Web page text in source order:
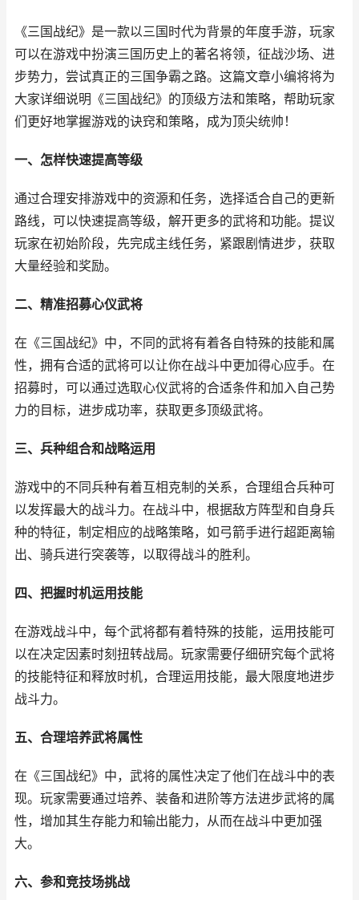
《三国战纪》是一款以三国时代为背景的年度手游，玩家
可以在游戏中扮演三国历史上的著名将领，征战沙场、进
步势力，尝试真正的三国争霸之路。这篇文章小编将将为
大家详细说明《三国战纪》的顶级方法和策略，帮助玩家
们更好地掌握游戏的诀窍和策略，成为顶尖统帅！
一、怎样快速提高等级
通过合理安排游戏中的资源和任务，选择适合自己的更新
路线，可以快速提高等级，解开更多的武将和功能。提议
玩家在初始阶段，先完成主线任务，紧跟剧情进步，获取
大量经验和奖励。
二、精准招募心仪武将
在《三国战纪》中，不同的武将有着各自特殊的技能和属
性，拥有合适的武将可以让你在战斗中更加得心应手。在
招募时，可以通过选取心仪武将的合适条件和加入自己势
力的目标，进步成功率，获取更多顶级武将。
三、兵种组合和战略运用
游戏中的不同兵种有着互相克制的关系，合理组合兵种可
以发挥最大的战斗力。在战斗中，根据敌方阵型和自身兵
种的特征，制定相应的战略策略，如弓箭手进行超距离输
出、骑兵进行突袭等，以取得战斗的胜利。
四、把握时机运用技能
在游戏战斗中，每个武将都有着特殊的技能，运用技能可
以在决定因素时刻扭转战局。玩家需要仔细研究每个武将
的技能特征和释放时机，合理运用技能，最大限度地进步
战斗力。
五、合理培养武将属性
在《三国战纪》中，武将的属性决定了他们在战斗中的表
现。玩家需要通过培养、装备和进阶等方法进步武将的属
性，增加其生存能力和输出能力，从而在战斗中更加强
大。
六、参和竞技场挑战